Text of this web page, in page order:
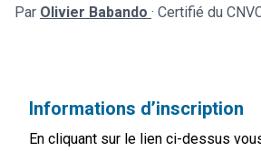
Par Olivier Babando · Certifié du
Informations d’inscription
En cliquant sur le lien ci-dessus